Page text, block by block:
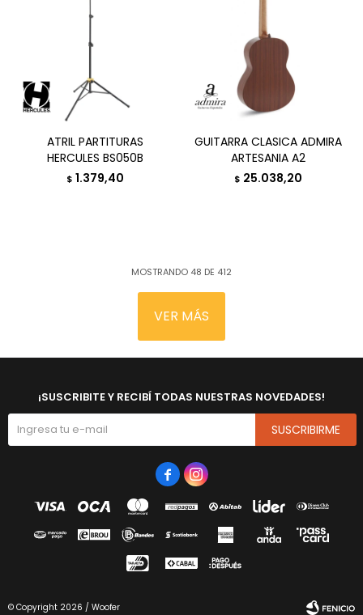
ATRIL PARTITURAS
HERCULES BS050B
$ 1.379,40
GUITARRA CLASICA ADMIRA
ARTESANIA A2
$ 25.038,20
MOSTRANDO 48 DE 412
VER MÁS
¡SUSCRIBITE Y RECIBÍ TODAS NUESTRAS NOVEDADES!
SUSCRIBIRME
 
© Copyright 2026 / Woofer